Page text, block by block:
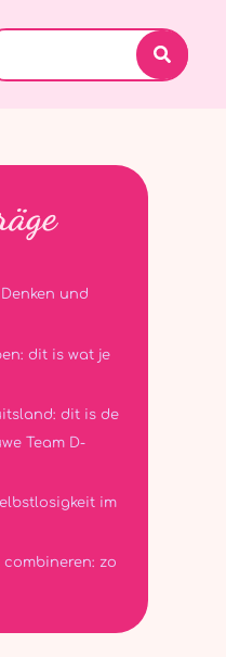
und
dit is wat je
dit is de
Team D-
im
zo